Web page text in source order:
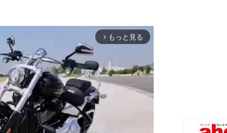
arrow_forward_ios もっと見る